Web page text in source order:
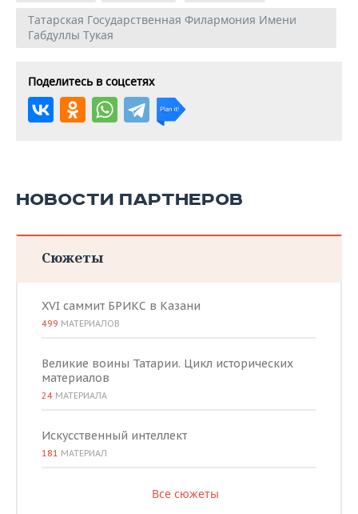
Татарская Государственная Филармония Имени
Габдуллы Тукая
Поделитесь в соцсетях
НОВОСТИ ПАРТНЕРОВ
Сюжеты
XVI саммит БРИКС в Казани
499 МАТЕРИАЛОВ
Великие воины Татарии. Цикл исторических
материалов
24 МАТЕРИАЛА
Искусственный интеллект
181 МАТЕРИАЛ
Все сюжеты